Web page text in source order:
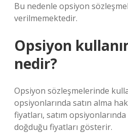
Bu nedenle opsiyon
verilmemektedir.
Opsiyon
nedir?
Opsiyon sözleşmelerinde
opsiyonlarında satın alma
fiyatları, satım
doğduğu fiyatları gösterir.